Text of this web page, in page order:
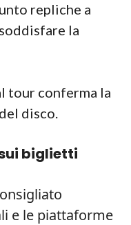
repliche a
la
tour conferma la
disco.
biglietti
e le piattaforme